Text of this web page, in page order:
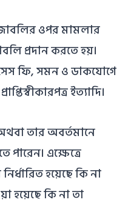
ওপর মামলার
প্রদান করতে হয়।
ফি, সমন ও ডাকযোগে
ইত্যাদি।
তার অবর্তমানে
এক্ষেত্রে
হয়েছে কি না
হয়েছে কি না তা